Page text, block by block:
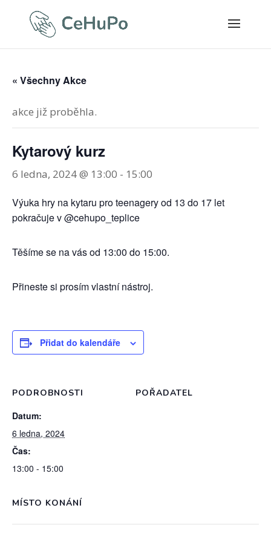
« Všechny Akce
akce již proběhla.
Kytarový kurz
6 ledna, 2024 @ 13:00 - 15:00
Výuka hry na kytaru pro teenagery od 13 do 17 let
pokračuje v @cehupo_teplice
Těšíme se na vás od 13:00 do 15:00.
Přineste si prosím vlastní nástroj.
Přidat do kalendáře
PODROBNOSTI
Datum:
6 ledna, 2024
Čas:
13:00 - 15:00
POŘADATEL
MÍSTO KONÁNÍ